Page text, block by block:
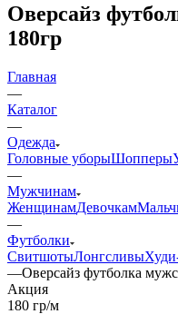
Оверсайз
180гр
Главная
—
Каталог
—
Одежда
Головные уборыШопперы
—
Мужчинам
ЖенщинамДевочкам
—
Футболки
СвитшотыЛонгсливы
—Оверсайз футболка
Акция
180 гр/м